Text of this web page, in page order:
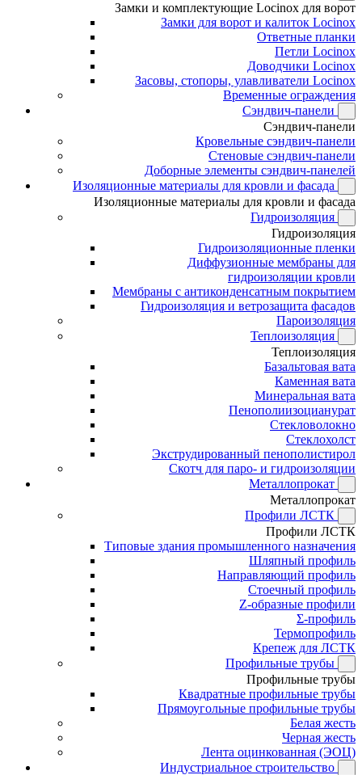
Замки и комплектующие Locinox для ворот
Замки для ворот и калиток Locinox
Ответные планки
Петли Locinox
Доводчики Locinox
Засовы, стопоры, улавливатели Locinox
Временные ограждения
Сэндвич-панели
Сэндвич-панели
Кровельные сэндвич-панели
Стеновые сэндвич-панели
Доборные элементы сэндвич-панелей
Изоляционные материалы для кровли и фасада
Изоляционные материалы для кровли и фасада
Гидроизоляция
Гидроизоляция
Гидроизоляционные пленки
Диффузионные мембраны для
гидроизоляции кровли
Мембраны с антиконденсатным покрытием
Гидроизоляция и ветрозащита фасадов
Пароизоляция
Теплоизоляция
Теплоизоляция
Базальтовая вата
Каменная вата
Минеральная вата
Пенополиизоцианурат
Стекловолокно
Стеклохолст
Экструдированный пенополистирол
Скотч для паро- и гидроизоляции
Металлопрокат
Металлопрокат
Профили ЛСТК
Профили ЛСТК
Типовые здания промышленного назначения
Шляпный профиль
Направляющий профиль
Стоечный профиль
Z-образные профили
Σ-профиль
Термопрофиль
Крепеж для ЛСТК
Профильные трубы
Профильные трубы
Квадратные профильные трубы
Прямоугольные профильные трубы
Белая жесть
Черная жесть
Лента оцинкованная (ЭОЦ)
Индустриальное строительство